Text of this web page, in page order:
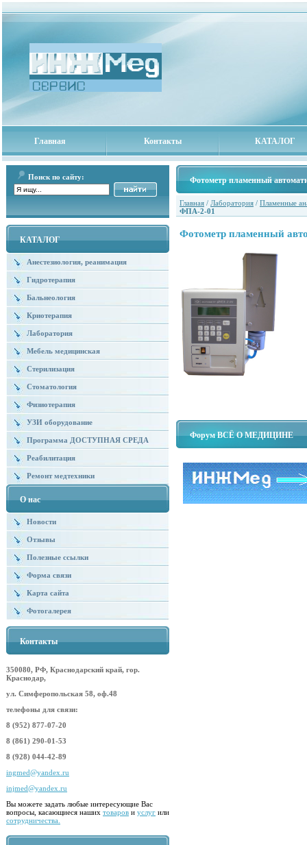
Главная Контакты КАТАЛОГ
Поиск по сайту:
КАТАЛОГ
Анестезиология, реанимация
Гидротерапия
Бальнеология
Криотерапия
Лаборатория
Мебель медицинская
Стерилизация
Стоматология
Физиотерапия
УЗИ оборудование
Программа ДОСТУПНАЯ СРЕДА
Реабилитация
Ремонт медтехники
О нас
Новости
Отзывы
Полезные ссылки
Форма связи
Карта сайта
Фотогалерея
Контакты
350080, РФ, Краснодарский край, гор.
Краснодар,
ул. Симферопольская 58, оф.48
телефоны для связи:
8 (952) 877-07-20
8 (861) 290-01-53
8 (928) 044-42-89
ingmed@yandex.ru
injmed@yandex.ru
Вы можете задать любые интересующие Вас
вопросы, касающиеся наших товаров и услуг или
сотрудничества.
Фотометр пламенный
Главная / Лаборатория / Пламенные
ФПА-2-01
Фотометр пламенный
Форум ВСЁ О МЕДИЦИНЕ